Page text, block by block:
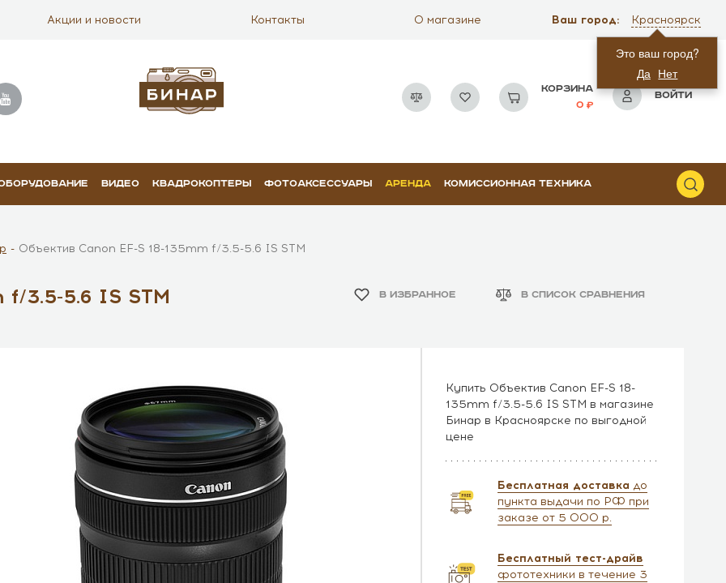
Акции и новости Контакты О магазине Ваш город:
Это ваш город?
Да Нет
Красноярск
КОРЗИНА
0
ВОЙТИ
ВИДЕО КВАДРОКОПТЕРЫ ФОТОАКСЕССУАРЫ АРЕНДА КОМИССИОННАЯ ТЕХНИКА
Объектив Canon EF-S 18-135mm f/3.5-5.6 IS STM
f/3.5-5.6 IS STM В ИЗБРАННОЕ В СПИСОК СРАВНЕНИЯ
Купить Объектив Canon EF-S 18-
135mm f/3.5-5.6 IS STM в магазине
Бинар в Красноярске по выгодной
цене
Бесплатная доставка до
пункта выдачи по РФ при
заказе от 5 000 р.
Бесплатный тест-драйв
фототехники в течение 3